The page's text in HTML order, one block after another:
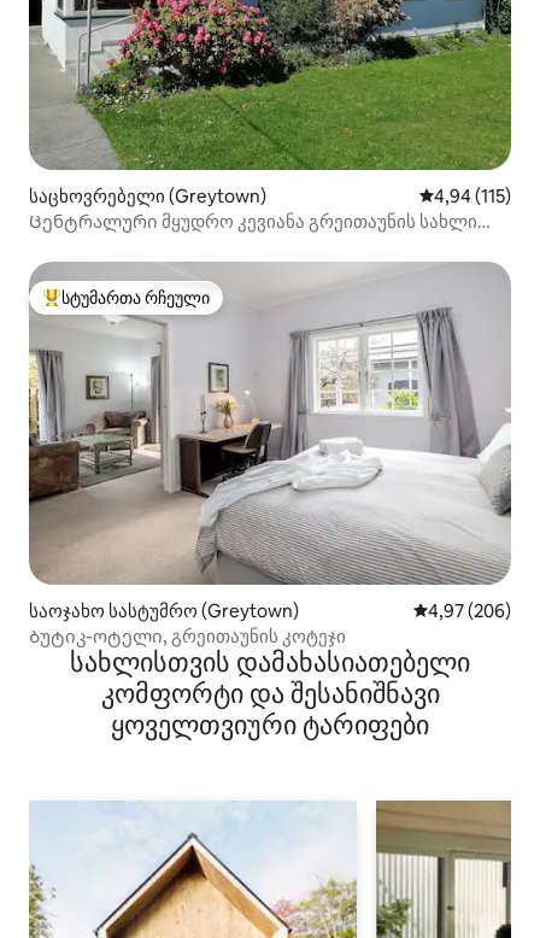
საცხოვრებელი (Greytown) საშუალო
4,94 (115)
Ცენტრალური მყუდრო კევიანა გრეითაუნის სახლი
სტუმართა რჩეული მოწინავე ვარიანტი
სტუმართა რჩეული
საოჯახო სასტუმრო (Greytown) საშუალო
4,97 (206)
Ბუტიკ-ოტელი, გრეითაუნის კოტეჯი
სახლისთვის დამახასიათებელი
კომფორტი და შესანიშნავი
ყოველთვიური ტარიფები